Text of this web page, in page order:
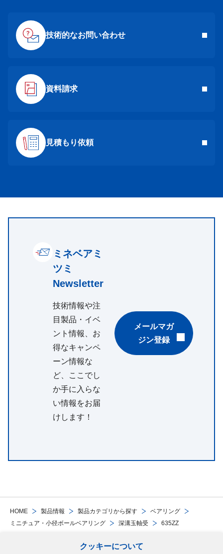
クッキーについて
HOME 製品情報 製品カテゴリから探す
ベアリング
ミニチュア・小径ボールベアリング
深溝玉軸受 635ZZ
技術的なお問い合わせ
資料請求
見積もり依頼
ミネベアミ
ツミ
Newsletter
技術情報や注
目製品・イベ
ント情報、お
得なキャンペ
ーン情報な
ど、ここでし
か手に入らな
い情報をお届
けします！
メールマガ
ジン登録